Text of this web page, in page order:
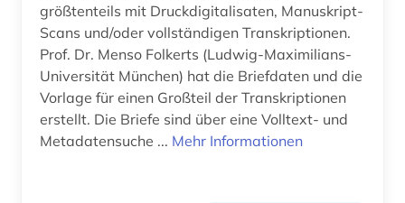
wissenschaftsgeschichte (4)
wörterbuch (9)
wörterbuch <fachlexikon> (1)
zahlentheorie (1)
größtenteils mit Druckdigitalisaten, Manuskript-
Scans und/oder vollständigen Transkriptionen.
Prof. Dr. Menso Folkerts (Ludwig-Maximilians-
Universität München) hat die Briefdaten und die
Vorlage für einen Großteil der Transkriptionen
erstellt. Die Briefe sind über eine Volltext- und
Metadatensuche ... Mehr Informationen